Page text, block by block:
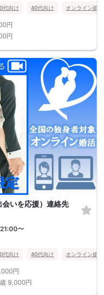
代向け 40代向け オンライン婚活
円
円
いを応援）連絡先
〜
代向け 40代向け オンライン婚活
円
9,000円